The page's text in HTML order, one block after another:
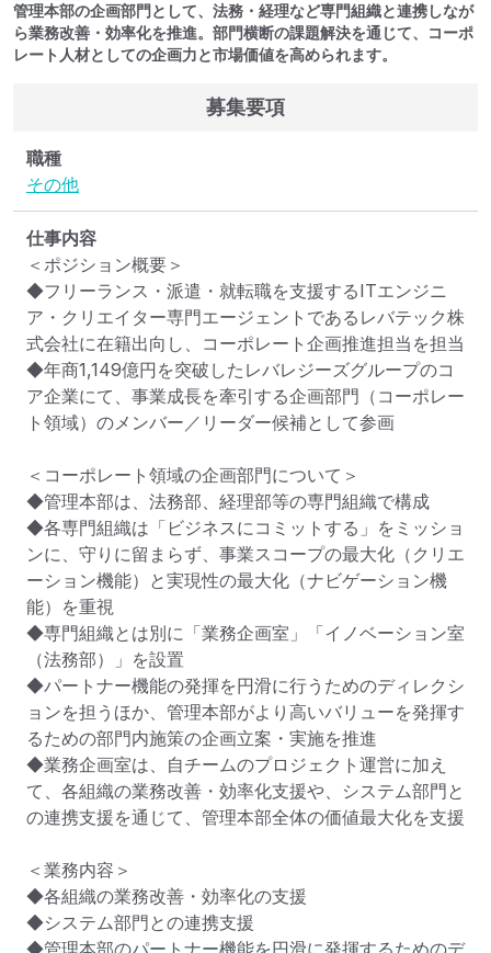
管理本部の企画部門として、法務・経理など専門組織と連携しなが
ら業務改善・効率化を推進。部門横断の課題解決を通じて、コーポ
レート人材としての企画力と市場価値を高められます。
募集要項
職種
その他
仕事内容
＜ポジション概要＞
◆フリーランス・派遣・就転職を支援するITエンジニ
ア・クリエイター専門エージェントであるレバテック株
式会社に在籍出向し、コーポレート企画推進担当を担当
◆年商1,149億円を突破したレバレジーズグループのコ
ア企業にて、事業成長を牽引する企画部門（コーポレー
ト領域）のメンバー／リーダー候補として参画
＜コーポレート領域の企画部門について＞
◆管理本部は、法務部、経理部等の専門組織で構成
◆各専門組織は「ビジネスにコミットする」をミッショ
ンに、守りに留まらず、事業スコープの最大化（クリエ
ーション機能）と実現性の最大化（ナビゲーション機
能）を重視
◆専門組織とは別に「業務企画室」「イノベーション室
（法務部）」を設置
◆パートナー機能の発揮を円滑に行うためのディレクシ
ョンを担うほか、管理本部がより高いバリューを発揮す
るための部門内施策の企画立案・実施を推進
◆業務企画室は、自チームのプロジェクト運営に加え
て、各組織の業務改善・効率化支援や、システム部門と
の連携支援を通じて、管理本部全体の価値最大化を支援
＜業務内容＞
◆各組織の業務改善・効率化の支援
◆システム部門との連携支援